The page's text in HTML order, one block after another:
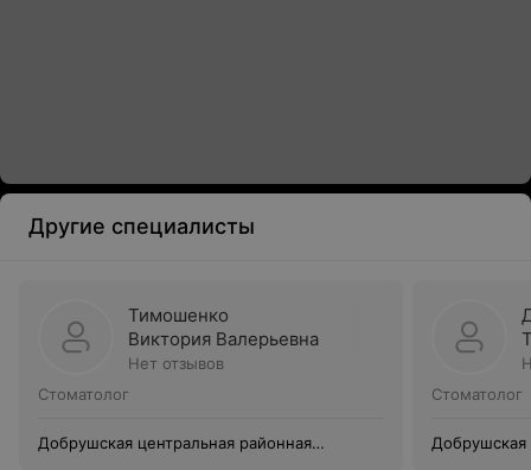
Другие специалисты
Тимошенко
Виктория Валерьевна
Нет отзывов
Стоматолог
Добрушская центральная районная
Стоматолог
Добрушская